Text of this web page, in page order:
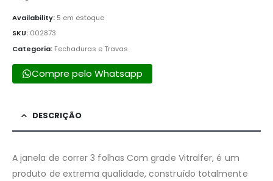
Availability: 5 em estoque
SKU: 002873
Categoria: Fechaduras e Travas
Compre pelo Whatsapp
DESCRIÇÃO
A janela de correr 3 folhas Com grade Vitralfer, é um
produto de extrema qualidade, construído totalmente